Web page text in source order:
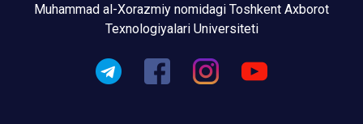
Muhammad al-Xorazmiy nomidagi Toshkent Axborot
Texnologiyalari Universiteti